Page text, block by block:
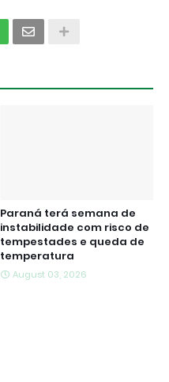
Paraná terá semana de
instabilidade com risco de
tempestades e queda de
temperatura
August 03, 2026